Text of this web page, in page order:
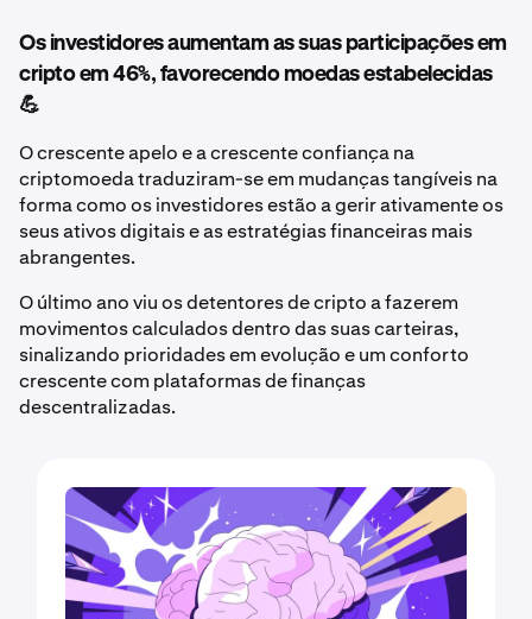
Os investidores aumentam as suas participações em
cripto em 46%, favorecendo moedas estabelecidas
💪
O crescente apelo e a crescente confiança na
criptomoeda traduziram-se em mudanças tangíveis na
forma como os investidores estão a gerir ativamente os
seus ativos digitais e as estratégias financeiras mais
abrangentes.
O último ano viu os detentores de cripto a fazerem
movimentos calculados dentro das suas carteiras,
sinalizando prioridades em evolução e um conforto
crescente com plataformas de finanças
descentralizadas.